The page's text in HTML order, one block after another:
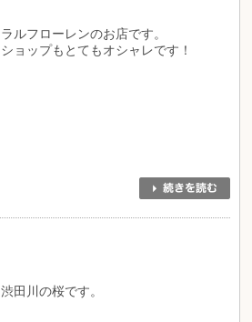
ラルフローレンのお店です。
ショップもとてもオシャレです！
渋田川の桜です。